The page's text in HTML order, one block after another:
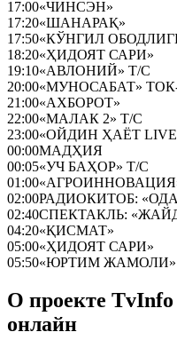
17:00«ЧИНСЭН»
17:20«ШАНАРАҚ»
17:50«КЎНГИЛ
18:20«ҲИДОЯТ САРИ»
19:10«АВЛОНИЙ» Т/С
20:00«МУНОСАБАТ»
21:00«АХБОРОТ»
22:00«МАЛАК 2» Т/С
23:00«ОЙДИН ҲАЁТ
00:00МАДҲИЯ
00:05«УЧ БАҲОР» Т/С
01:00
02:00РАДИОКИТОБ:
02:40СПЕКТАКЛЬ:
04:20«ҚИСМАТ»
05:00«ҲИДОЯТ САРИ»
05:50«ЮРТИМ ЖАМОЛИ»
О проекте
онлайн